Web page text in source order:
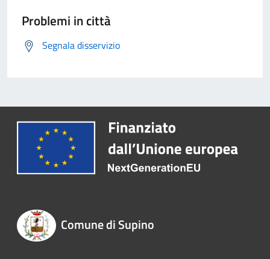
Problemi in città
Segnala disservizio
Comune di Supino